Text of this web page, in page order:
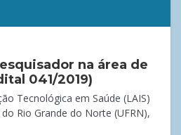
na área de
041/2019)
Tecnológica em Saúde (LAIS)
Rio Grande do Norte (UFRN),